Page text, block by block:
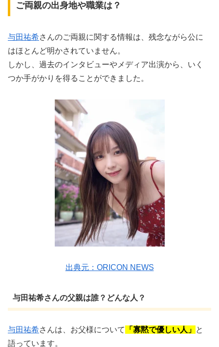
ご両親の出身地や職業は？
与田祐希さんのご両親に関する情報は、残念ながら公に
はほとんど明かされていません。
しかし、過去のインタビューやメディア出演から、いく
つか手がかりを得ることができました。
出典元：ORICON NEWS
与田祐希さんの父親は誰？どんな人？
与田祐希さんは、お父様について 「寡黙で優しい人」 と
語っています。